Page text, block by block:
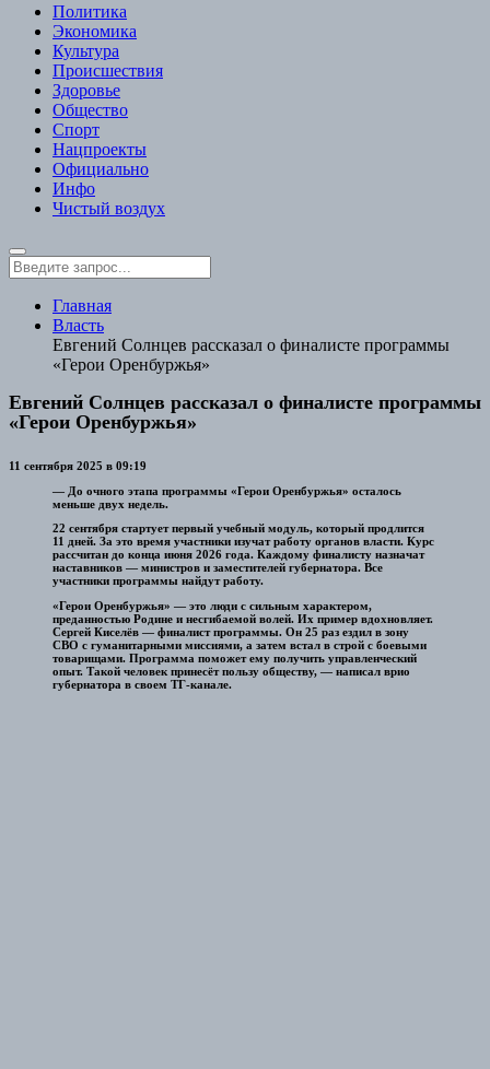
Политика
Экономика
Культура
Происшествия
Здоровье
Общество
Спорт
Нацпроекты
Официально
Инфо
Чистый воздух
Главная
Власть
Евгений Солнцев рассказал о финалисте программы
«Герои Оренбуржья»
Евгений Солнцев рассказал о финалисте программы
«Герои Оренбуржья»
11 сентября 2025 в 09:19
— До очного этапа программы «Герои Оренбуржья» осталось
меньше двух недель.
22 сентября стартует первый учебный модуль, который продлится
11 дней. За это время участники изучат работу органов власти. Курс
рассчитан до конца июня 2026 года. Каждому финалисту назначат
наставников — министров и заместителей губернатора. Все
участники программы найдут работу.
«Герои Оренбуржья» — это люди с сильным характером,
преданностью Родине и несгибаемой волей. Их пример вдохновляет.
Сергей Киселёв — финалист программы. Он 25 раз ездил в зону
СВО с гуманитарными миссиями, а затем встал в строй с боевыми
товарищами. Программа поможет ему получить управленческий
опыт. Такой человек принесёт пользу обществу, — написал врио
губернатора в своем ТГ-канале.